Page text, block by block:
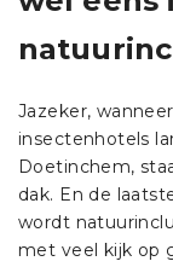
Jazeker,
insectenhotels
Doetinchem,
dak. En de
wordt
met veel kijk op